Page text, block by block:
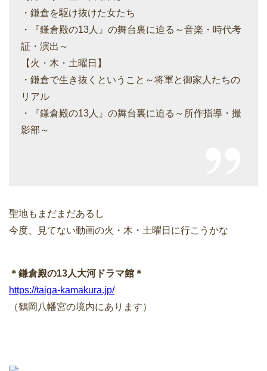
・鎌倉を駆け抜けた女たち
・『鎌倉殿の13人』の舞台裏に迫る～音楽・時代考
証・演出～
【火・木・土曜日】
・鎌倉で生き抜くということ～将軍と御家人たちの
リアル
・『鎌倉殿の13人』の舞台裏に迫る～所作指導・撮
影部～
聖地もまだまだあるし
今度、見てない動画の火・木・土曜日に行こうかな
＊鎌倉殿の13人大河ドラマ館＊
https://taiga-kamakura.jp/
（鶴岡八幡宮の境内にあります）